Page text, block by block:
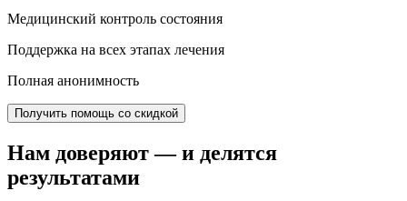
Медицинский контроль состояния
Поддержка на всех этапах лечения
Полная анонимность
Получить помощь со скидкой
Нам доверяют— и делятся
результатами